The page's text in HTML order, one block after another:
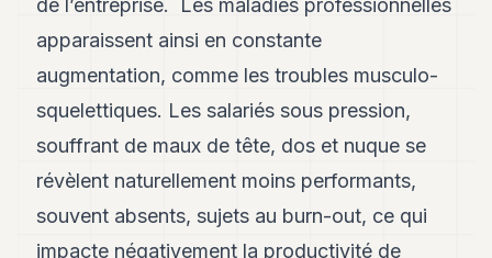
TECH
FINANCE
DE
VIVRE
ARTS
de l’entreprise. Les maladies professionnelles
apparaissent ainsi en constante
augmentation, comme les troubles musculo-
squelettiques. Les salariés sous pression,
souffrant de maux de tête, dos et nuque se
révèlent naturellement moins performants,
souvent absents, sujets au burn-out, ce qui
impacte négativement la productivité de